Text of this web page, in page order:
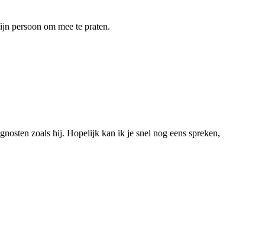
persoon om mee te praten.
zoals hij. Hopelijk kan ik je snel nog eens spreken,